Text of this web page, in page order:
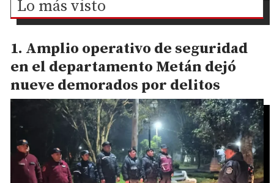
Lo más visto
Amplio operativo de seguridad
en el departamento Metán dejó
nueve demorados por delitos